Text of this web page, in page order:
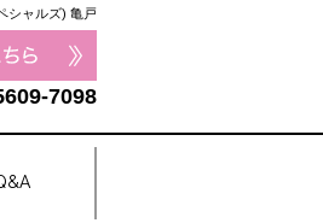
シャルズ) 亀戸
7098